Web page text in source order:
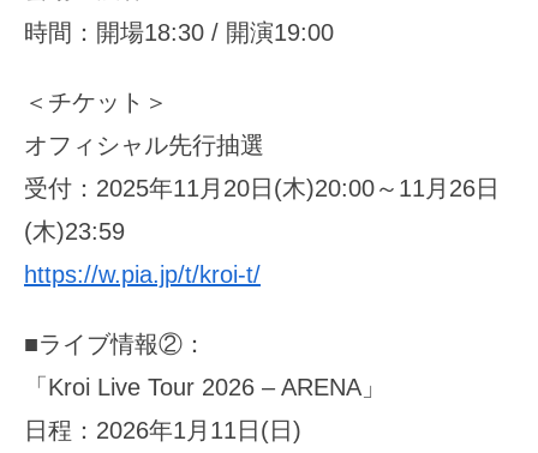
時間：開場18:30 / 開演19:00
＜チケット＞
オフィシャル先行抽選
受付：2025年11月20日(木)20:00～11月26日
(木)23:59
https://w.pia.jp/t/kroi-t/
■ライブ情報②：
「Kroi Live Tour 2026 – ARENA」
日程：2026年1月11日(日)